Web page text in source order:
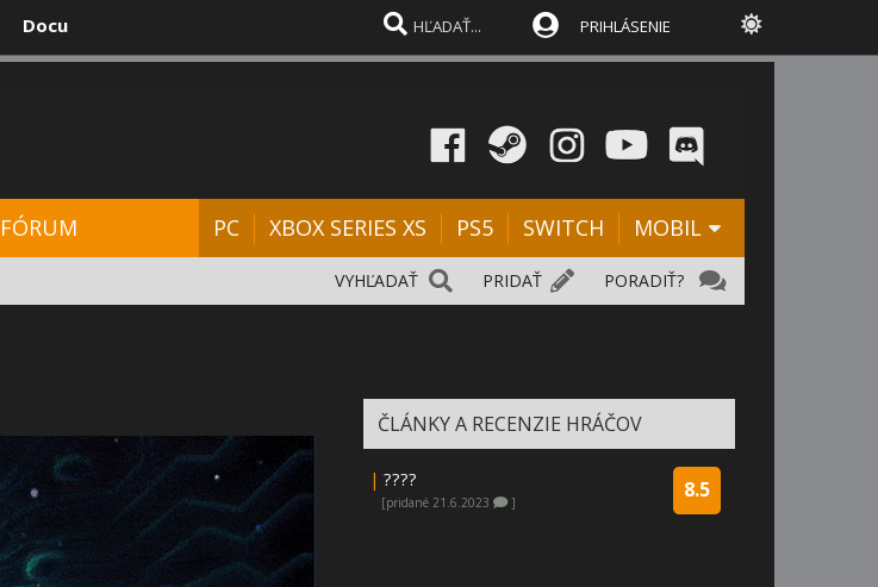
Docu PRIHLÁSENIE
FÓRUM PC XBOX SERIES XS PS5 SWITCH MOBIL
PORADIŤ?
PRIDAŤ
VYHĽADAŤ
ČLÁNKY A RECENZIE HRÁČOV
8.5
| ????
[pridané 21.6.2023 ]